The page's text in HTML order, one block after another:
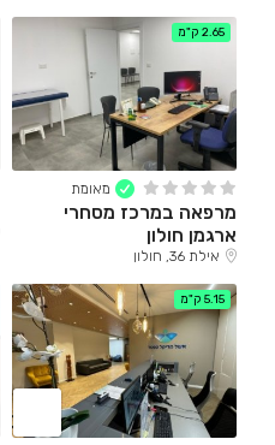
מאומת
2.65 ק"מ
מרפאה במרכז מסחרי
ארגמן חולון
אילת 36, חולון
5.15 ק"מ